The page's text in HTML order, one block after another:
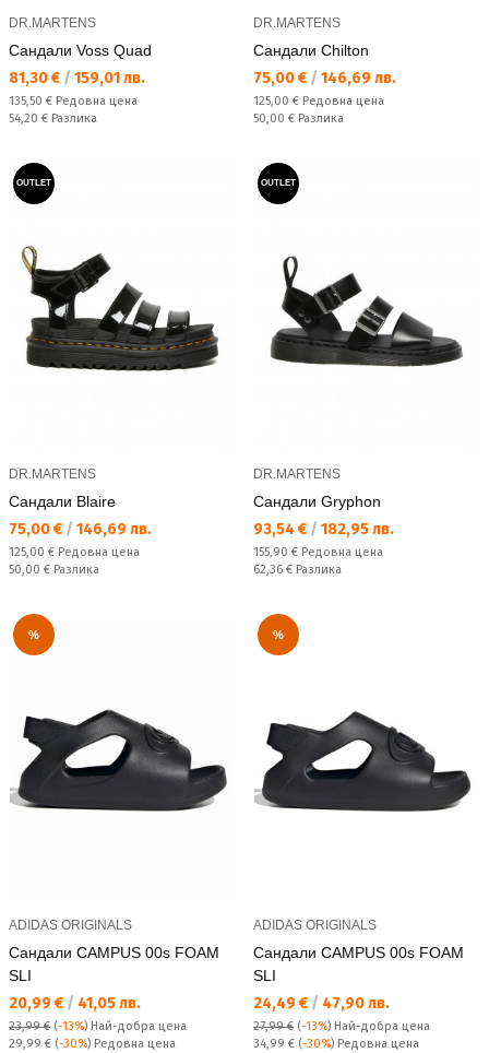
DR.MARTENS
Сандали Voss Quad
Текуща цена:
81,30 € / 159,01 лв.
Редовна цена:
135,50 € Редовна цена
Спестявате:
54,20 € Разлика
DR.MARTENS
Сандали Chilton
Текуща цена:
75,00 € / 146,69 лв.
Редовна цена:
125,00 € Редовна цена
Спестявате:
50,00 € Разлика
OUTLET
DR.MARTENS
Сандали Blaire
Текуща цена:
75,00 € / 146,69 лв.
Редовна цена:
125,00 € Редовна цена
Спестявате:
50,00 € Разлика
OUTLET
DR.MARTENS
Сандали Gryphon
Текуща цена:
93,54 € / 182,95 лв.
Редовна цена:
155,90 € Редовна цена
Спестявате:
62,36 € Разлика
%
ADIDAS ORIGINALS
Сандали CAMPUS 00s FOAM
SLI
Текуща цена:
20,99 € / 41,05 лв.
23,99 € (-13%) Най-добра цена
Редовна цена:
29,99 € (-30%) Редовна цена
%
ADIDAS ORIGINALS
Сандали CAMPUS 00s FOAM
SLI
Текуща цена:
24,49 € / 47,90 лв.
27,99 € (-13%) Най-добра цена
Редовна цена:
34,99 € (-30%) Редовна цена